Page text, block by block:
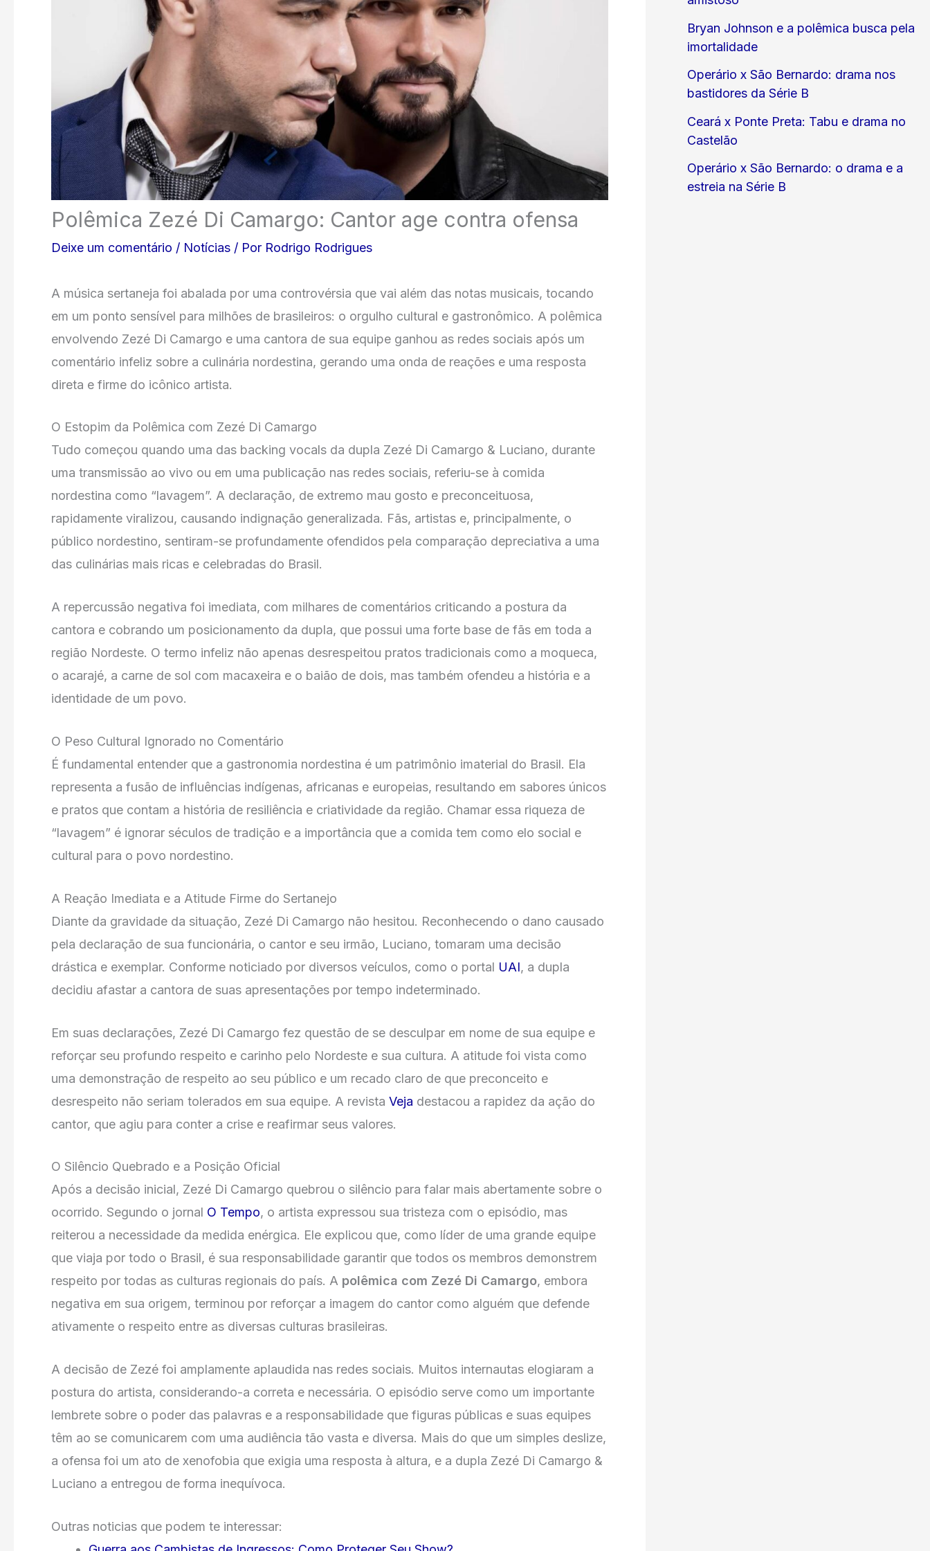
Polêmica Zezé Di Camargo: Cantor age contra ofensa
Deixe um comentário / Notícias / Por Rodrigo Rodrigues
A música sertaneja foi abalada por uma controvérsia que vai além das notas musicais, tocando
em um ponto sensível para milhões de brasileiros: o orgulho cultural e gastronômico. A polêmica
envolvendo Zezé Di Camargo e uma cantora de sua equipe ganhou as redes sociais após um
comentário infeliz sobre a culinária nordestina, gerando uma onda de reações e uma resposta
direta e firme do icônico artista.
O Estopim da Polêmica com Zezé Di Camargo
Tudo começou quando uma das backing vocals da dupla Zezé Di Camargo & Luciano, durante
uma transmissão ao vivo ou em uma publicação nas redes sociais, referiu-se à comida
nordestina como “lavagem”. A declaração, de extremo mau gosto e preconceituosa,
rapidamente viralizou, causando indignação generalizada. Fãs, artistas e, principalmente, o
público nordestino, sentiram-se profundamente ofendidos pela comparação depreciativa a uma
das culinárias mais ricas e celebradas do Brasil.
A repercussão negativa foi imediata, com milhares de comentários criticando a postura da
cantora e cobrando um posicionamento da dupla, que possui uma forte base de fãs em toda a
região Nordeste. O termo infeliz não apenas desrespeitou pratos tradicionais como a moqueca,
o acarajé, a carne de sol com macaxeira e o baião de dois, mas também ofendeu a história e a
identidade de um povo.
O Peso Cultural Ignorado no Comentário
É fundamental entender que a gastronomia nordestina é um patrimônio imaterial do Brasil. Ela
representa a fusão de influências indígenas, africanas e europeias, resultando em sabores únicos
e pratos que contam a história de resiliência e criatividade da região. Chamar essa riqueza de
“lavagem” é ignorar séculos de tradição e a importância que a comida tem como elo social e
cultural para o povo nordestino.
A Reação Imediata e a Atitude Firme do Sertanejo
Diante da gravidade da situação, Zezé Di Camargo não hesitou. Reconhecendo o dano causado
pela declaração de sua funcionária, o cantor e seu irmão, Luciano, tomaram uma decisão
drástica e exemplar. Conforme noticiado por diversos veículos, como o portal UAI, a dupla
decidiu afastar a cantora de suas apresentações por tempo indeterminado.
Em suas declarações, Zezé Di Camargo fez questão de se desculpar em nome de sua equipe e
reforçar seu profundo respeito e carinho pelo Nordeste e sua cultura. A atitude foi vista como
uma demonstração de respeito ao seu público e um recado claro de que preconceito e
desrespeito não seriam tolerados em sua equipe. A revista Veja destacou a rapidez da ação do
cantor, que agiu para conter a crise e reafirmar seus valores.
O Silêncio Quebrado e a Posição Oficial
Após a decisão inicial, Zezé Di Camargo quebrou o silêncio para falar mais abertamente sobre o
ocorrido. Segundo o jornal O Tempo, o artista expressou sua tristeza com o episódio, mas
reiterou a necessidade da medida enérgica. Ele explicou que, como líder de uma grande equipe
que viaja por todo o Brasil, é sua responsabilidade garantir que todos os membros demonstrem
respeito por todas as culturas regionais do país. A polêmica com Zezé Di Camargo, embora
negativa em sua origem, terminou por reforçar a imagem do cantor como alguém que defende
ativamente o respeito entre as diversas culturas brasileiras.
A decisão de Zezé foi amplamente aplaudida nas redes sociais. Muitos internautas elogiaram a
postura do artista, considerando-a correta e necessária. O episódio serve como um importante
lembrete sobre o poder das palavras e a responsabilidade que figuras públicas e suas equipes
têm ao se comunicarem com uma audiência tão vasta e diversa. Mais do que um simples deslize,
a ofensa foi um ato de xenofobia que exigia uma resposta à altura, e a dupla Zezé Di Camargo &
Luciano a entregou de forma inequívoca.
Outras noticias que podem te interessar:
Bryan Johnson e a polêmica busca pela
imortalidade
Operário x São Bernardo: drama nos
bastidores da Série B
Ceará x Ponte Preta: Tabu e drama no
Castelão
Operário x São Bernardo: o drama e a
estreia na Série B